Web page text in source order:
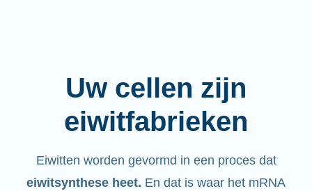
Uw cellen zijn
eiwitfabrieken
Eiwitten worden gevormd in een proces dat
eiwitsynthese heet. En dat is waar het mRNA